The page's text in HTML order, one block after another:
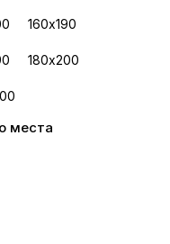
160х190
180х200
места